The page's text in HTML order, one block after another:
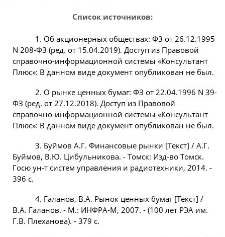
Список источников:
1. Об акционерных обществах: ФЗ от 26.12.1995
N 208-ФЗ (ред. от 15.04.2019). Доступ из Правовой
справочно-информационной системы «Консультант
Плюс»: В данном виде документ опубликован не был.
2. О рынке ценных бумаг: ФЗ от 22.04.1996 N 39-
ФЗ (ред. от 27.12.2018). Доступ из Правовой
справочно-информационной системы «Консультант
Плюс»: В данном виде документ опубликован не был.
3. Буймов А.Г. Финансовые рынки [Текст] / А.Г.
Буймов, В.Ю. Цибульникова. - Томск: Изд-во Томск.
Госю ун-т систем управления и радиотехники, 2014. -
396 с.
4. Галанов, В.А. Рынок ценных бумаг [Текст] /
В.А. Галанов. - М.: ИНФРА-М, 2007. - (100 лет РЭА им.
Г.В. Плеханова). - 379 с.